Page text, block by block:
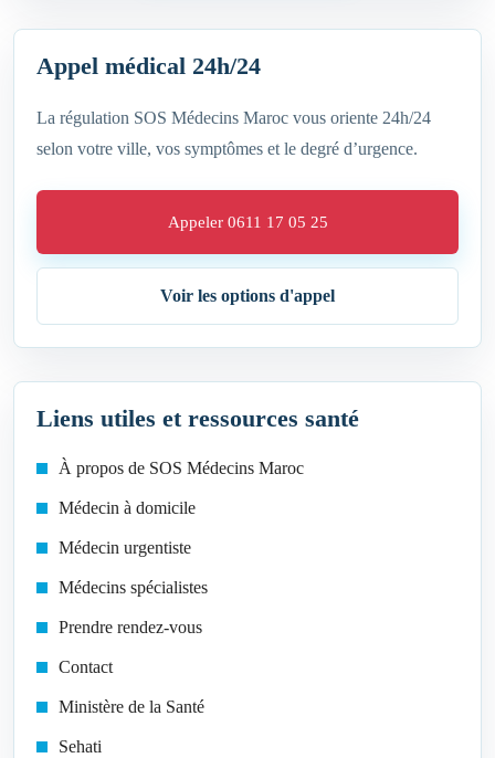
Appel médical 24h/24
La régulation SOS Médecins Maroc vous oriente 24h/24
selon votre ville, vos symptômes et le degré d’urgence.
Appeler 0611 17 05 25
Voir les options d'appel
Liens utiles et ressources santé
À propos de SOS Médecins Maroc
Médecin à domicile
Médecin urgentiste
Médecins spécialistes
Prendre rendez-vous
Contact
Ministère de la Santé
Sehati